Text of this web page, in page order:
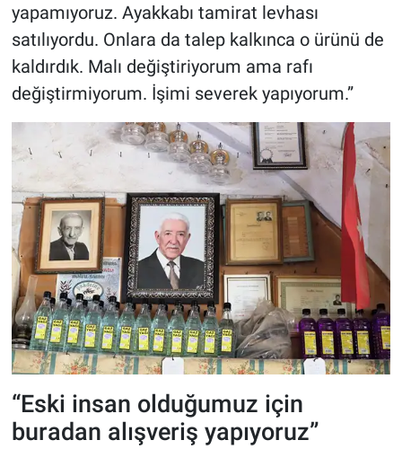
yapamıyoruz. Ayakkabı tamirat levhası
satılıyordu. Onlara da talep kalkınca o ürünü de
kaldırdık. Malı değiştiriyorum ama rafı
değiştirmiyorum. İşimi severek yapıyorum.”
“Eski insan olduğumuz için
buradan alışveriş yapıyoruz”